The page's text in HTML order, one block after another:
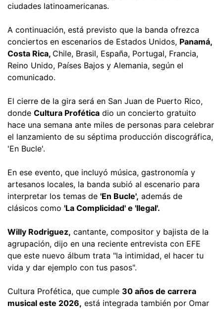
ciudades latinoamericanas.
A continuación, está previsto que la banda ofrezca
conciertos en escenarios de Estados Unidos, Panamá,
Costa Rica, Chile, Brasil, España, Portugal, Francia,
Reino Unido, Países Bajos y Alemania, según el
comunicado.
El cierre de la gira será en San Juan de Puerto Rico,
donde Cultura Profética dio un concierto gratuito
hace una semana ante miles de personas para celebrar
el lanzamiento de su séptima producción discográfica,
'En Bucle'.
En ese evento, que incluyó música, gastronomía y
artesanos locales, la banda subió al escenario para
interpretar los temas de 'En Bucle', además de
clásicos como 'La Complicidad' e 'Ilegal'.
Willy Rodriguez, cantante, compositor y bajista de la
agrupación, dijo en una reciente entrevista con EFE
que este nuevo álbum trata "la intimidad, el hacer tu
vida y dar ejemplo con tus pasos".
Cultura Profética, que cumple 30 años de carrera
musical este 2026, está integrada también por Omar